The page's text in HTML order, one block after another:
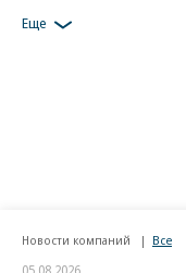
Еще
Новости компаний Все